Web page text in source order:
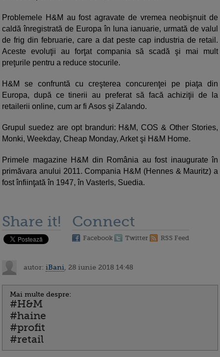
Problemele H&M au fost agravate de vremea neobişnuit de
caldă înregistrată de Europa în luna ianuarie, urmată de valul
de frig din februarie, care a dat peste cap industria de retail.
Aceste evoluţii au forţat compania să scadă şi mai mult
preţurile pentru a reduce stocurile.
H&M se confruntă cu creşterea concurenţei pe piaţa din
Europa, după ce tinerii au preferat să facă achiziţii de la
retailerii online, cum ar fi Asos şi Zalando.
Grupul suedez are opt branduri: H&M, COS & Other Stories,
Monki, Weekday, Cheap Monday, Arket şi H&M Home.
Primele magazine H&M din România au fost inaugurate în
primăvara anului 2011. Compania H&M (Hennes & Mauritz) a
fost înfiinţată în 1947, în Vasterls, Suedia.
Share it! Connect
Facebook Twitter RSS Feed
autor: iBani , 28 iunie 2018 14:48
Mai multe despre:
#H&M
#haine
#profit
#retail